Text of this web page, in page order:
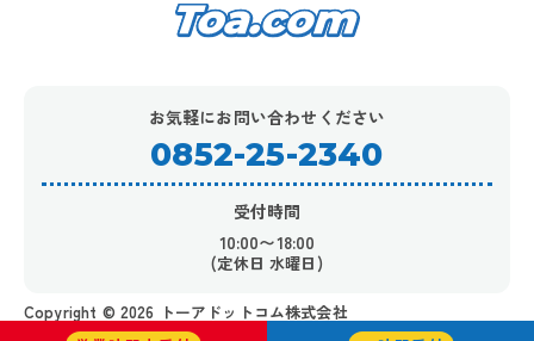
お気軽にお問い合わせください
0852-25-2340
受付時間
10:00〜18:00
(定休日 水曜日)
Copyright ©︎ 2026 トーアドットコム株式会社